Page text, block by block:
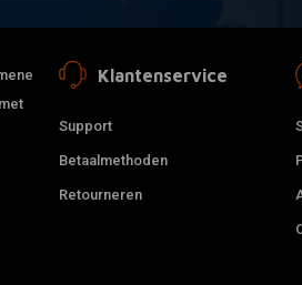
Klantenservice
Support
Betaalmethoden
Retourneren